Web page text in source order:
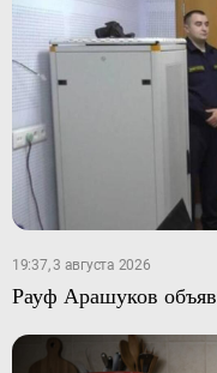
19:37, 3 августа 2026
Рауф Арашуков